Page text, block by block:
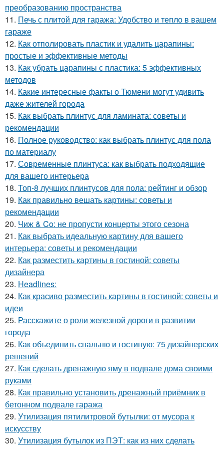
преобразованию пространства
11. Печь с плитой для гаража: Удобство и тепло в вашем
гараже
12. Как отполировать пластик и удалить царапины:
простые и эффективные методы
13. Как убрать царапины с пластика: 5 эффективных
методов
14. Какие интересные факты о Тюмени могут удивить
даже жителей города
15. Как выбрать плинтус для ламината: советы и
рекомендации
16. Полное руководство: как выбрать плинтус для пола
по материалу
17. Современные плинтуса: как выбрать подходящие
для вашего интерьера
18. Топ-8 лучших плинтусов для пола: рейтинг и обзор
19. Как правильно вешать картины: советы и
рекомендации
20. Чиж & Co: не пропусти концерты этого сезона
21. Как выбрать идеальную картину для вашего
интерьера: советы и рекомендации
22. Как разместить картины в гостиной: советы
дизайнера
23. Headlines:
24. Как красиво разместить картины в гостиной: советы и
идеи
25. Расскажите о роли железной дороги в развитии
города
26. Как объединить спальню и гостиную: 75 дизайнерских
решений
27. Как сделать дренажную яму в подвале дома своими
руками
28. Как правильно установить дренажный приёмник в
бетонном подвале гаража
29. Утилизация пятилитровой бутылки: от мусора к
искусству
30. Утилизация бутылок из ПЭТ: как из них сделать